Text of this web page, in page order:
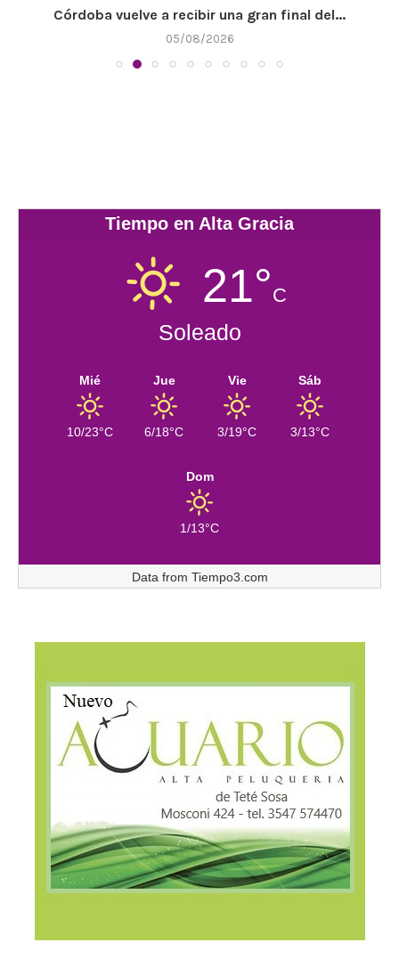
Córdoba vuelve a recibir una gran final del...
05/08/2026
Tiempo en Alta Gracia
21°C
Soleado
Mié
10/23°C
Jue
6/18°C
Vie
3/19°C
Sáb
3/13°C
Dom
1/13°C
Data from Tiempo3.com